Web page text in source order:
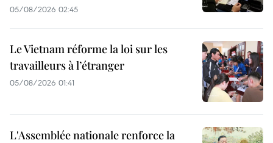
05/08/2026 02:45
Le Vietnam réforme la loi sur les
travailleurs à l’étranger
05/08/2026 01:41
L'Assemblée nationale renforce la